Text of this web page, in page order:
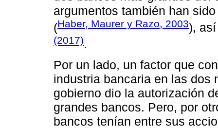
argumentos también han
(Haber, Maurer y Razo, 2003),
(2017).
Por un lado, un factor que
industria bancaria en las dos
gobierno dio la autorización
grandes bancos. Pero, por
bancos tenían entre sus